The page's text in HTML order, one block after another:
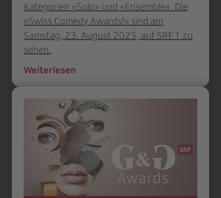
Kategorien «Solo» und «Ensemble». Die
«Swiss Comedy Awards!» sind am
Samstag, 23. August 2025, auf SRF 1 zu
sehen.
Weiterlesen